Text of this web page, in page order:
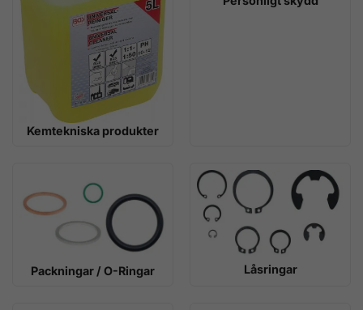
Kemtekniska produkter
Packningar / O-Ringar Låsringar